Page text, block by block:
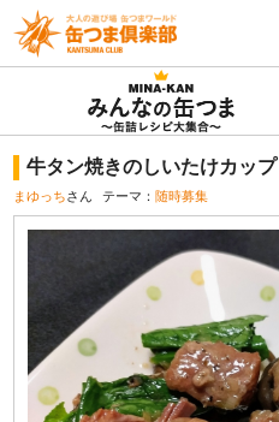
牛タン焼きのしいたけカップ
まゆっちさん テーマ：随時募集